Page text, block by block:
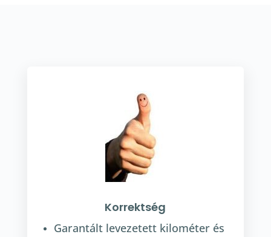
Korrektség
Garantált levezetett kilométer és